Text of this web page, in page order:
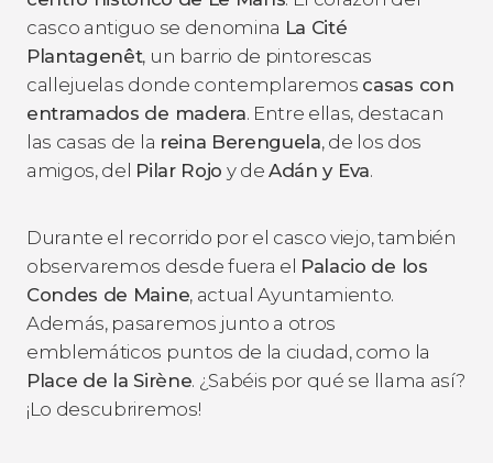
casco antiguo se denomina La Cité
Plantagenêt, un barrio de pintorescas
callejuelas donde contemplaremos casas con
entramados de madera. Entre ellas, destacan
las casas de la reina Berenguela, de los dos
amigos, del Pilar Rojo y deAdán y Eva.
Durante el recorrido por el casco viejo, también
observaremos desde fuera el Palacio de los
Condes de Maine, actual Ayuntamiento.
Además, pasaremos junto a otros
emblemáticos puntos de la ciudad, como la
Place de la Sirène. ¿Sabéis por qué se llama así?
¡Lo descubriremos!